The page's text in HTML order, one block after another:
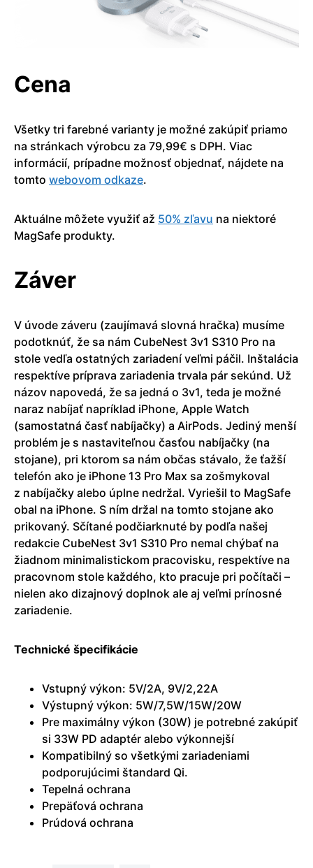
Cena
Všetky tri farebné varianty je možné zakúpiť priamo
na stránkach výrobcu za 79,99€ s DPH. Viac
informácií, prípadne možnosť objednať, nájdete na
tomto webovom odkaze.
Aktuálne môžete využiť až 50% zľavu na niektoré
MagSafe produkty.
Záver
V úvode záveru (zaujímavá slovná hračka) musíme
podotknúť, že sa nám CubeNest 3v1 S310 Pro na
stole vedľa ostatných zariadení veľmi páčil. Inštalácia
respektíve príprava zariadenia trvala pár sekúnd. Už
názov napovedá, že sa jedná o 3v1, teda je možné
naraz nabíjať napríklad iPhone, Apple Watch
(samostatná časť nabíjačky) a AirPods. Jediný menší
problém je s nastaviteľnou časťou nabíjačky (na
stojane), pri ktorom sa nám občas stávalo, že ťažší
telefón ako je iPhone 13 Pro Max sa zošmykoval
z nabíjačky alebo úplne nedržal. Vyriešil to MagSafe
obal na iPhone. S ním držal na tomto stojane ako
prikovaný. Sčítané podčiarknuté by podľa našej
redakcie CubeNest 3v1 S310 Pro nemal chýbať na
žiadnom minimalistickom pracovisku, respektíve na
pracovnom stole každého, kto pracuje pri počítači –
nielen ako dizajnový doplnok ale aj veľmi prínosné
zariadenie.
Technické špecifikácie
Vstupný výkon: 5V/2A, 9V/2,22A
Výstupný výkon: 5W/7,5W/15W/20W
Pre maximálny výkon (30W) je potrebné zakúpiť
si 33W PD adaptér alebo výkonnejší
Kompatibilný so všetkými zariadeniami
podporujúcimi štandard Qi.
Tepelná ochrana
Prepäťová ochrana
Prúdová ochrana